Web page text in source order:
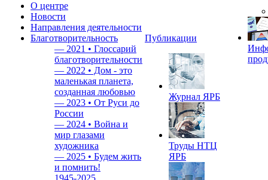
О центре
Новости
Направления деятельности
Благотворительность
— 2021 • Глоссарий
благотворительности
— 2022 • Дом - это
маленькая планета,
созданная любовью
— 2023 • От Руси до
России
— 2024 • Война и
мир глазами
художника
— 2025 • Будем жить
и помнить!
1945-2025
Публикации
Журнал ЯРБ
Труды НТЦ
ЯРБ